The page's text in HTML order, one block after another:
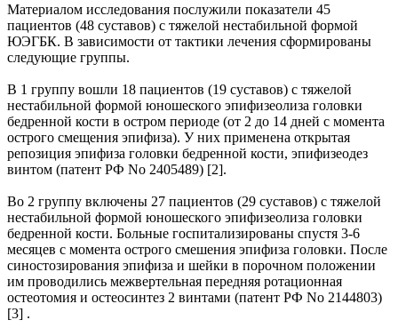
Материалом исследования послужили показатели 45
пациентов (48 суставов) с тяжелой нестабильной формой
ЮЭГБК. В зависимости от тактики лечения сформированы
следующие группы.
В 1 группу вошли 18 пациентов (19 суставов) c тяжелой
нестабильной формой юношеского эпифизеолиза головки
бедренной кости в остром периоде (от 2 до 14 дней с момента
острого смещения эпифиза). У них применена открытая
репозиция эпифиза головки бедренной кости, эпифизеодез
винтом (патент РФ No 2405489) [2].
Во 2 группу включены 27 пациентов (29 суставов) с тяжелой
нестабильной формой юношеского эпифизеолиза головки
бедренной кости. Больные госпитализированы спустя 3-6
месяцев с момента острого смешения эпифиза головки. После
синостозирования эпифиза и шейки в порочном положении
им проводились межвертельная передняя ротационная
остеотомия и остеосинтез 2 винтами (патент РФ No 2144803)
[3] .